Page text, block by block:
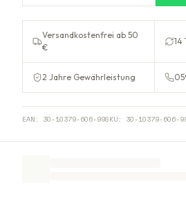
Versandkostenfrei ab 50
€
14
2 Jahre Gewährleistung
EAN: 30-10379-606-99SKU: 30-10379-606-